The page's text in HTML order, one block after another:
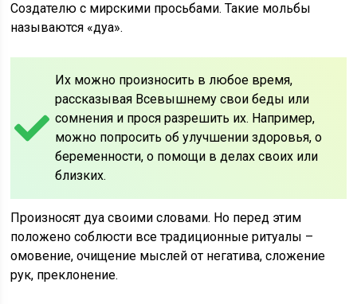
Создателю с мирскими просьбами. Такие мольбы
называются «дуа».
Их можно произносить в любое время,
рассказывая Всевышнему свои беды или
сомнения и прося разрешить их. Например,
можно попросить об улучшении здоровья, о
беременности, о помощи в делах своих или
близких.
Произносят дуа своими словами. Но перед этим
положено соблюсти все традиционные ритуалы –
омовение, очищение мыслей от негатива, сложение
рук, преклонение.